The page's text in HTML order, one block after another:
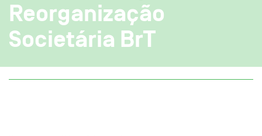
Reorganização
Societária BrT